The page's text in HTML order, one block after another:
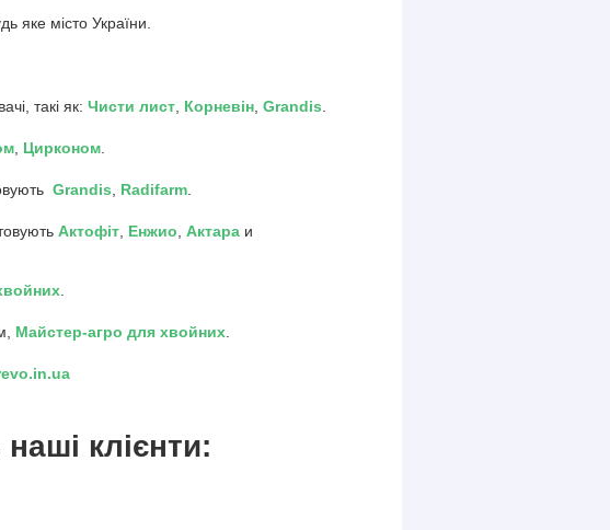
яке місто України.
такі як: Чисти лист Корневін Grandis
Цирконом
Grandis Radifarm
Актофіт Енжио Актара и
Майстер-агро для хвойних
клієнти: